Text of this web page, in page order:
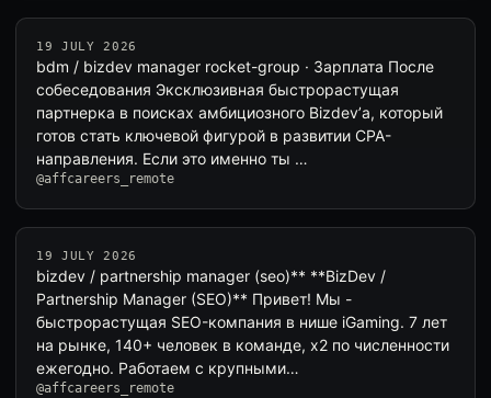
19 JULY 2026
bdm / bizdev manager rocket-group · Зарплата После
собеседования Эксклюзивная быстрорастущая
партнерка в поисках амбициозного Bizdev’а, который
готов стать ключевой фигурой в развитии CPA-
направления. Если это именно ты …
@affcareers_remote
19 JULY 2026
bizdev / partnership manager (seo)** **BizDev /
Partnership Manager (SEO)** Привет! Мы -
быстрорастущая SEO-компания в нише iGaming. 7 лет
на рынке, 140+ человек в команде, x2 по численности
ежегодно. Работаем с крупными…
@affcareers_remote